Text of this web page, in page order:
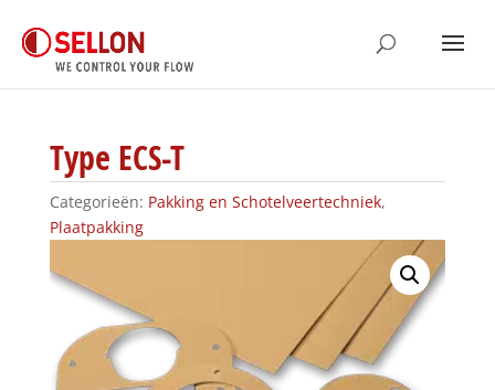
Type ECS-T
Categorieën: Pakking en Schotelveertechniek,
Plaatpakking